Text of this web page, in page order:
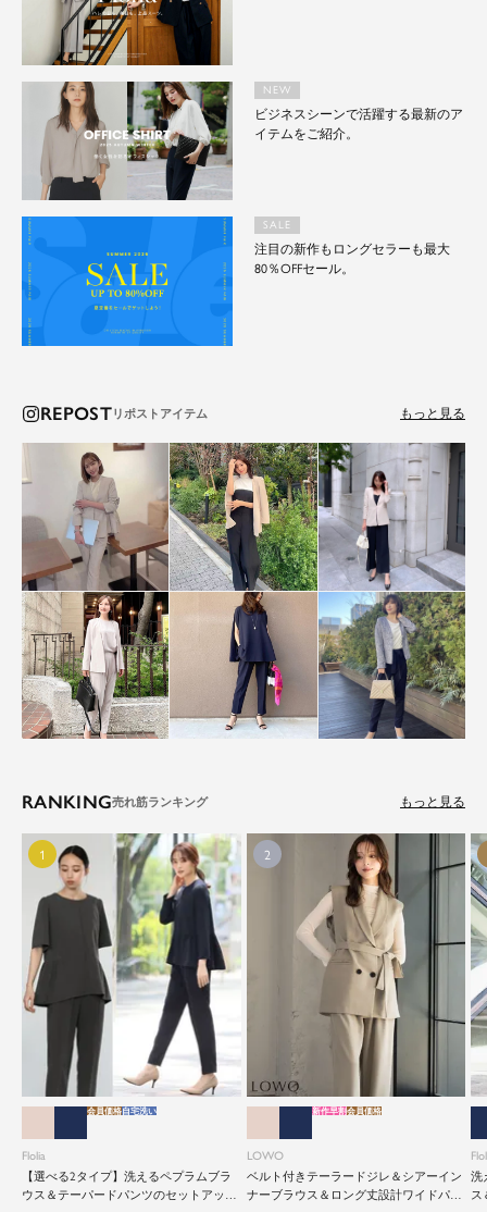
NEW
ビジネスシーンで活躍する最新のア
イテムをご紹介。
SALE
注目の新作もロングセラーも最大
80％OFFセール。
REPOST もっと見る
RANKING もっと見る
Flolia
【選べる2タイプ】洗えるペプラムブラ
ウス＆テーパードパンツのセットアップ
会員価格自宅洗い
LOWO
ベルト付きテーラードジレ＆シアーイン
ナーブラウス＆ロング丈設計ワイドパン
新作早割会員価格
洗
ス